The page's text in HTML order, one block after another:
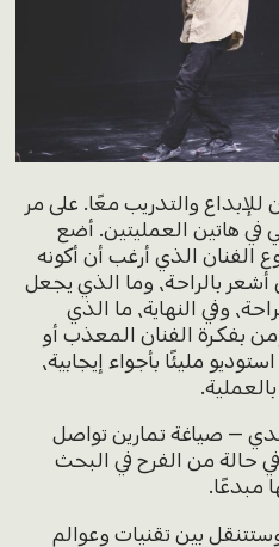
للإبداع والتدريب معًا. على مر
هاتين العمليتين. أضع
الفنان الذي أرغب أن أكونه
أشعر بالراحة، وما الذي يجعل
وفي النهاية، ما الذي
بفكرة الفنان المعذب أو
مليئًا بأجواء إيجابية،
– صياغة تمارين تواصل
حالة من الفرح في البحث
مبدعًا.
بين تقنيات وعوالم